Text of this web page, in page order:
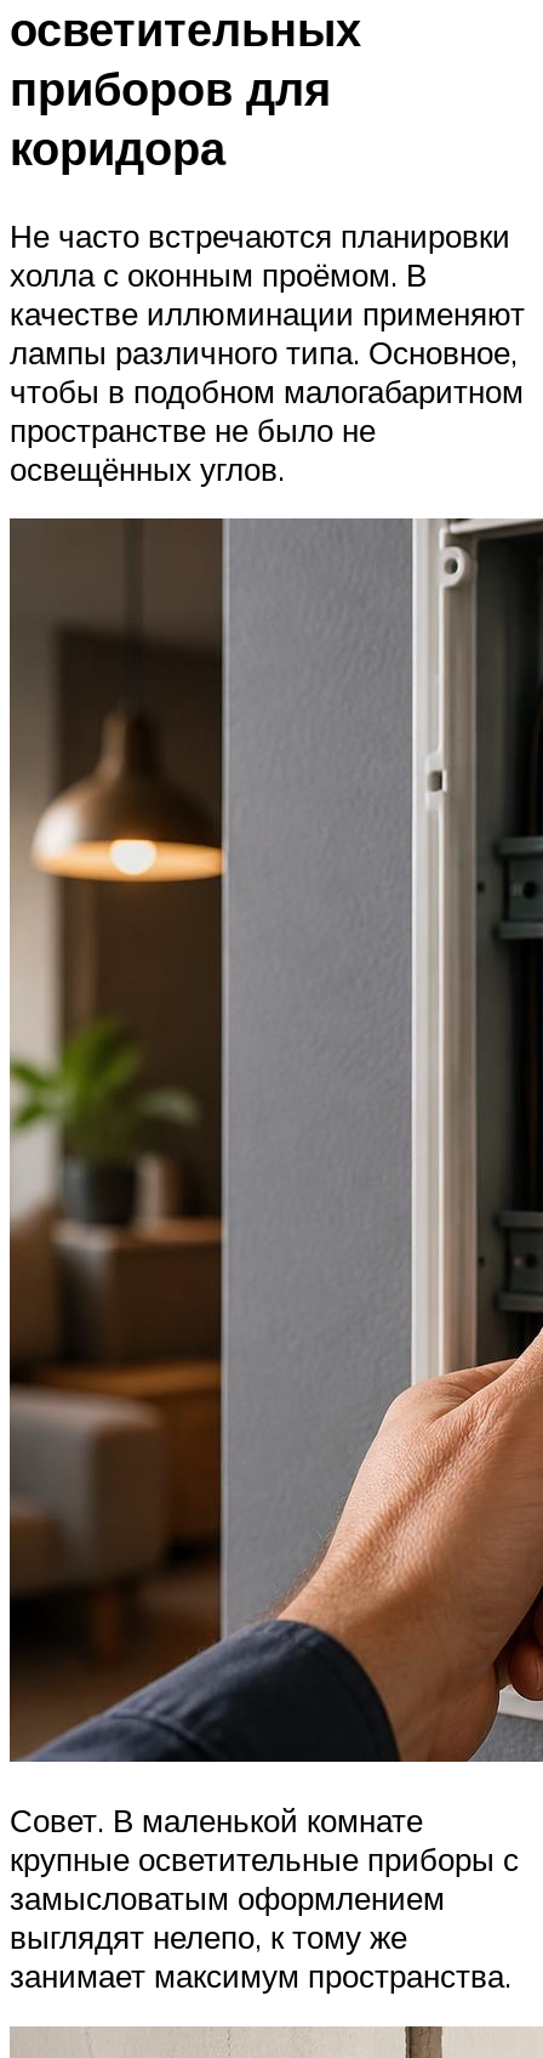
осветительных
приборов для
коридора
Не часто встречаются планировки
холла с оконным проёмом. В
качестве иллюминации применяют
лампы различного типа. Основное,
чтобы в подобном малогабаритном
пространстве не было не
освещённых углов.
Совет. В маленькой комнате
крупные осветительные приборы с
замысловатым оформлением
выглядят нелепо, к тому же
занимает максимум пространства.